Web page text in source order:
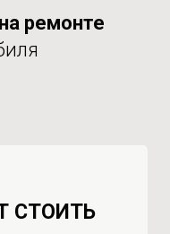
ремонте
СТОИТЬ